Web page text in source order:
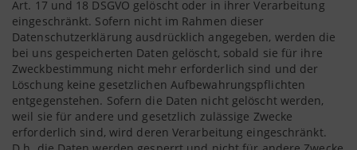
Art. 17 und 18 DSGVO gelöscht oder in ihrer Verarbeitung
eingeschränkt. Sofern nicht im Rahmen dieser
Datenschutzerklärung ausdrücklich angegeben, werden die
bei uns gespeicherten Daten gelöscht, sobald sie für ihre
Zweckbestimmung nicht mehr erforderlich sind und der
Löschung keine gesetzlichen Aufbewahrungspflichten
entgegenstehen. Sofern die Daten nicht gelöscht werden,
weil sie für andere und gesetzlich zulässige Zwecke
erforderlich sind, wird deren Verarbeitung eingeschränkt.